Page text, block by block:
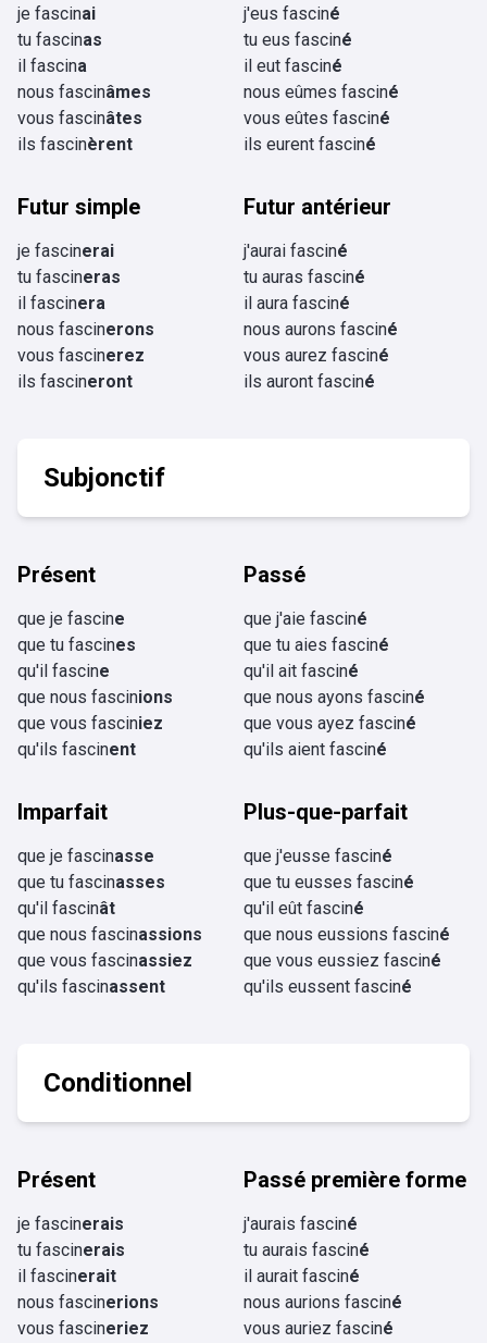
je fascinai
tu fascinas
il fascina
nous fascinâmes
vous fascinâtes
ils fascinèrent
j'eus fasciné
tu eus fasciné
il eut fasciné
nous eûmes fasciné
vous eûtes fasciné
ils eurent fasciné
Futur simple
je fascinerai
tu fascineras
il fascinera
nous fascinerons
vous fascinerez
ils fascineront
Futur antérieur
j'aurai fasciné
tu auras fasciné
il aura fasciné
nous aurons fasciné
vous aurez fasciné
ils auront fasciné
Subjonctif
Présent
que je fascine
que tu fascines
qu'il fascine
que nous fascinions
que vous fasciniez
qu'ils fascinent
Passé
que j'aie fasciné
que tu aies fasciné
qu'il ait fasciné
que nous ayons fasciné
que vous ayez fasciné
qu'ils aient fasciné
Imparfait
que je fascinasse
que tu fascinasses
qu'il fascinât
que nous fascinassions
que vous fascinassiez
qu'ils fascinassent
Plus-que-parfait
que j'eusse fasciné
que tu eusses fasciné
qu'il eût fasciné
que nous eussions fasciné
que vous eussiez fasciné
qu'ils eussent fasciné
Conditionnel
Présent
je fascinerais
tu fascinerais
il fascinerait
nous fascinerions
vous fascineriez
Passé première forme
j'aurais fasciné
tu aurais fasciné
il aurait fasciné
nous aurions fasciné
vous auriez fasciné